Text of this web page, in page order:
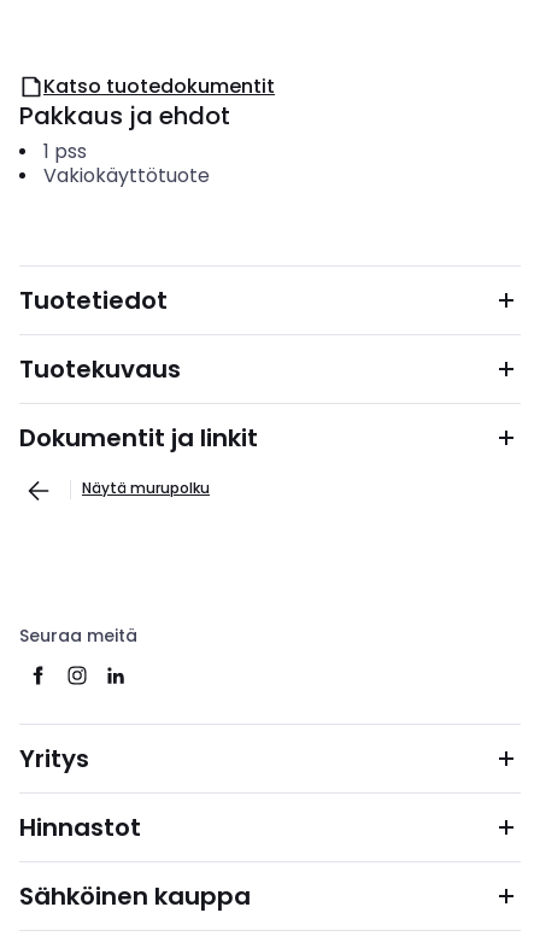
Katso tuotedokumentit
Pakkaus ja ehdot
1 pss
Vakiokäyttötuote
Tuotetiedot
Tuotekuvaus
Dokumentit ja linkit
Näytä murupolku
Seuraa meitä
Yritys
Hinnastot
Sähköinen kauppa